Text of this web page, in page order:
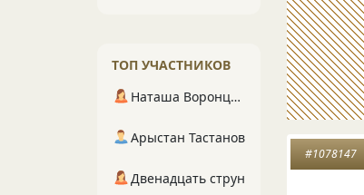
#1078147
ТОП УЧАСТНИКОВ
Наташа Воронцова
Арыстан Тастанов
Двенадцать струн